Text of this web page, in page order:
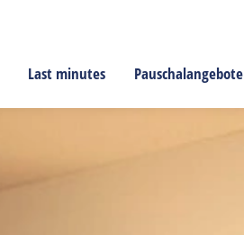
Last minutes Pauschalangebote